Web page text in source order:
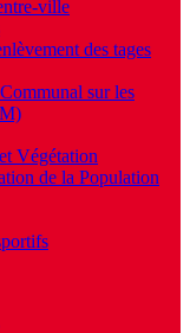
ville
des tages
sur les
Végétation
de la Population